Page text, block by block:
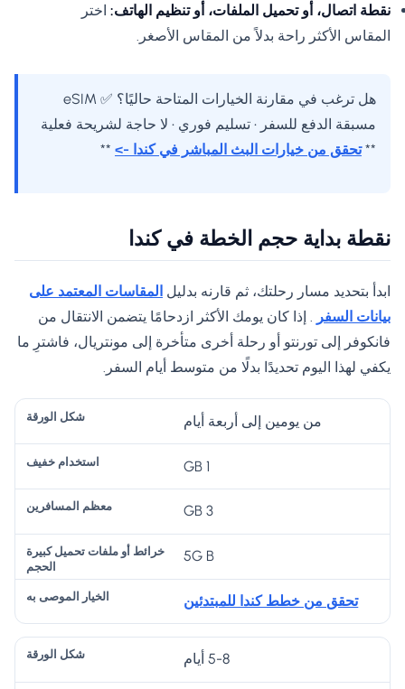
نقطة اتصال، أو تحميل الملفات، أو تنظيم الهاتف: اختر
المقاس الأكثر راحة بدلاً من المقاس الأصغر.
هل ترغب في مقارنة الخيارات المتاحة حاليًا؟ ✅ eSIM
مسبقة الدفع للسفر • تسليم فوري • لا حاجة لشريحة فعلية
**تحقق من خيارات البث المباشر في كندا -> **
نقطة بداية حجم الخطة في كندا
ابدأ بتحديد مسار رحلتك، ثم قارنه بدليل المقاسات المعتمد على
بيانات السفر . إذا كان يومك الأكثر ازدحامًا يتضمن الانتقال من
فانكوفر إلى تورنتو أو رحلة أخرى متأخرة إلى مونتريال، فاشترِ ما
يكفي لهذا اليوم تحديدًا بدلًا من متوسط ​​أيام السفر.
ال
تخ
دا
م
في
م
ال
خ
را
ت
تح
ال
ر
ال
من يومين إلى أربعة أيام
1 GB
3 GB
5G B
تحقق من خطط كندا للمبتدئين
5-8 أيام